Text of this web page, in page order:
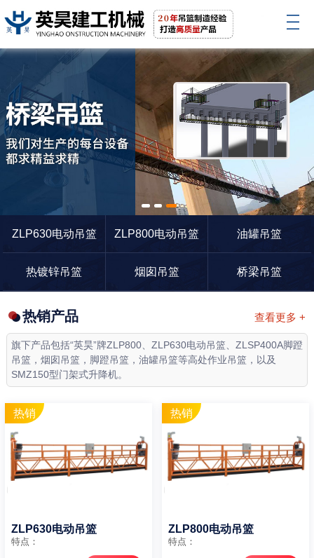
1 2 3
ZLP630电动吊篮
ZLP800电动吊篮 油罐吊篮
热镀锌吊篮 烟囱吊篮 桥梁吊篮
查看更多 +
热销产品
旗下产品包括“英昊”牌ZLP800、ZLP630电动吊篮、ZLSP400A脚蹬
吊篮，烟囱吊篮，脚蹬吊篮，油罐吊篮等高处作业吊篮，以及
SMZ150型门架式升降机。
ZLP630电动吊篮
特点：
ZLP800电动吊篮
特点：